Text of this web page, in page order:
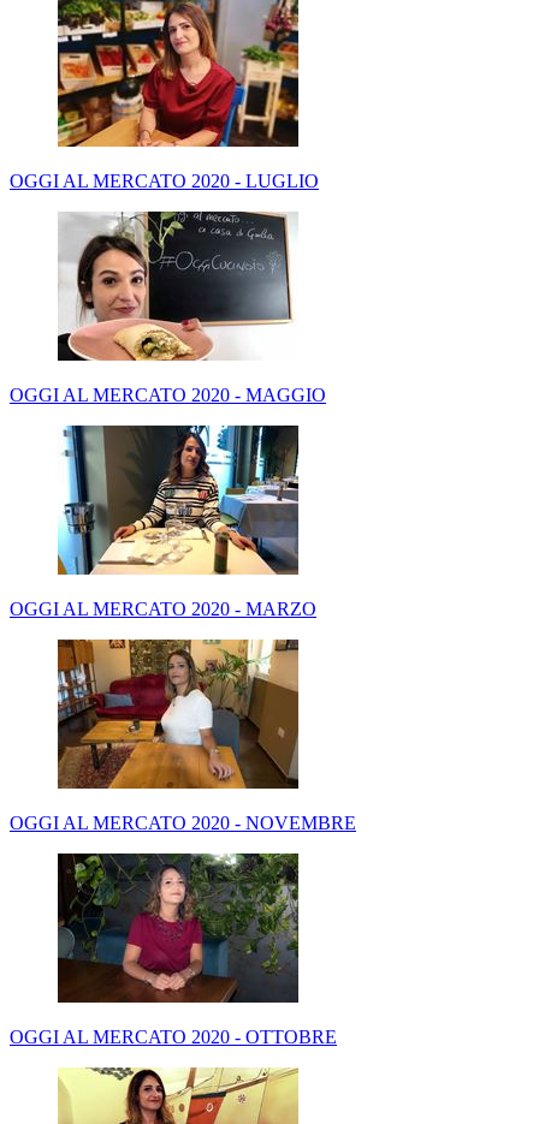
OGGI AL MERCATO 2020 - LUGLIO
OGGI AL MERCATO 2020 - MAGGIO
OGGI AL MERCATO 2020 - MARZO
OGGI AL MERCATO 2020 - NOVEMBRE
OGGI AL MERCATO 2020 - OTTOBRE